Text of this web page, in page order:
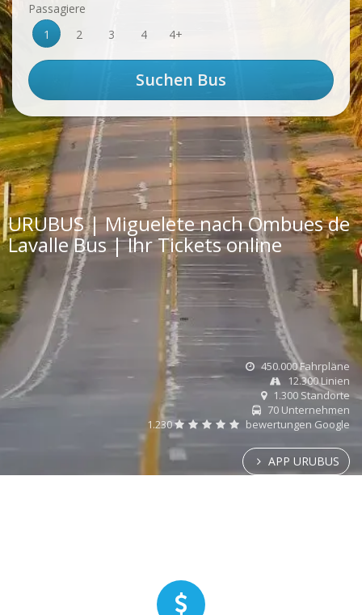
Passagiere
1
2 3 4 4+
URUBUS | Miguelete nach Ombues de
Lavalle Bus | Ihr Tickets online
450.000 Fahrpläne
12.300 Linien
1.300 Standorte
70 Unternehmen
1.230
bewertungen Google
APP URUBUS